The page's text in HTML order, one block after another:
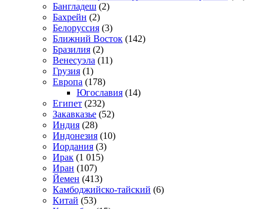
Бангладеш (2)
Бахрейн (2)
Белоруссия (3)
Ближний Восток (142)
Бразилия (2)
Венесуэла (11)
Грузия (1)
Европа (178)
Югославия (14)
Египет (232)
Закавказье (52)
Индия (28)
Индонезия (10)
Иордания (3)
Ирак (1 015)
Иран (107)
Йемен (413)
Камбоджийско-тайский (6)
Китай (53)